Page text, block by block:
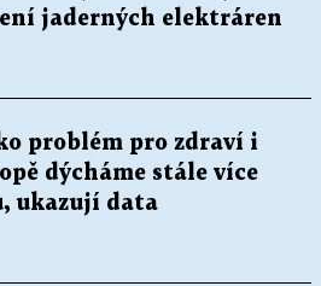
jaderných elektráren
problém pro zdraví i
dýcháme stále více
ukazují data